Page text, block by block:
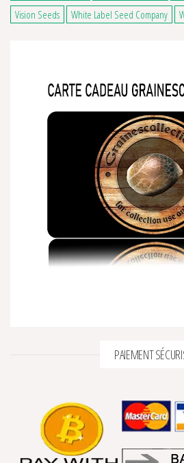
Vision Seeds
White Label Seed Company
PAIEMENT